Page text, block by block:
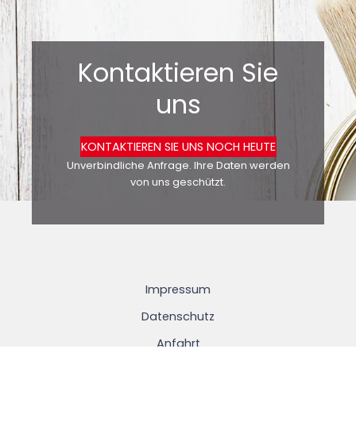
Kontaktieren Sie
uns
KONTAKTIEREN SIE UNS NOCH HEUTE
Unverbindliche Anfrage. Ihre Daten werden
von uns geschützt.
Impressum
Datenschutz
Anfahrt